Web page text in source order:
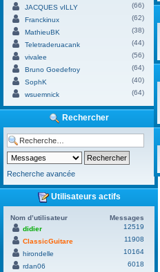
JACQUES vILLY
(66)
Franckinux
(62)
MathieuBK
(38)
Teletraderuacank
(44)
vivalee
(56)
Bruno Goedefroy
(64)
SophK
(40)
wsuemnick
(64)
Rechercher
Recherche avancée
Utilisateurs actifs
Nom d’utilisateur
Messages
didier
12519
ClassicGuitare
11908
hirondelle
10164
rdan06
6018